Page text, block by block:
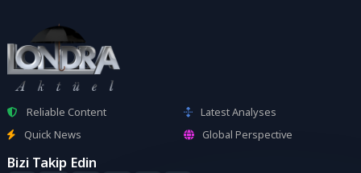
Reliable Content
Latest Analyses
Quick News
Global Perspective
Bizi Takip Edin